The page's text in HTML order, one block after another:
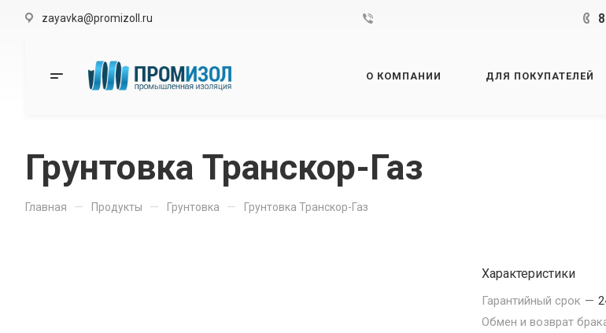
zayavka@promizoll.ru
О КОМПАНИИ ДЛЯ ПОКУПАТЕЛЕЙ
Грунтовка Транскор-Газ
Главная — Продукты — Грунтовка — Грунтовка Транскор-Газ
Характеристики
Гарантийный срок —
Обмен и возврат